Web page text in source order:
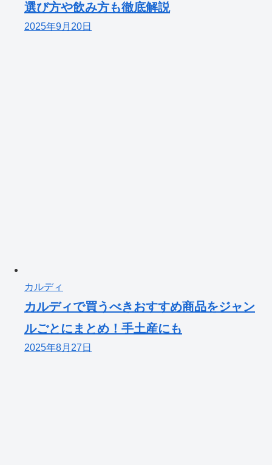
選び方や飲み方も徹底解説
2025年9月20日
カルディ
カルディで買うべきおすすめ商品をジャン
ルごとにまとめ！手土産にも
2025年8月27日